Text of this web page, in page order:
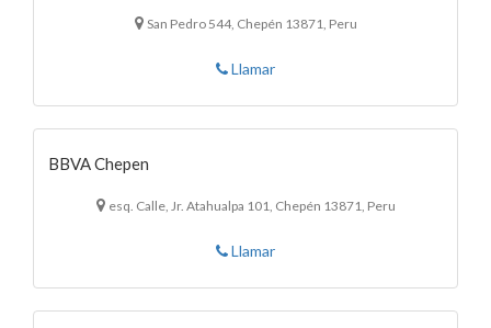
San Pedro 544, Chepén 13871, Peru
Llamar
BBVA Chepen
esq. Calle, Jr. Atahualpa 101, Chepén 13871, Peru
Llamar